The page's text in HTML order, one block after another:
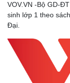
VOV.VN -Bộ GD-
sinh lớp 1 theo
Đại.